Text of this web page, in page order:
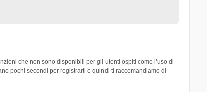
che non sono disponibili per gli utenti ospiti come l’uso di
pochi secondi per registrarti e quindi ti raccomandiamo di